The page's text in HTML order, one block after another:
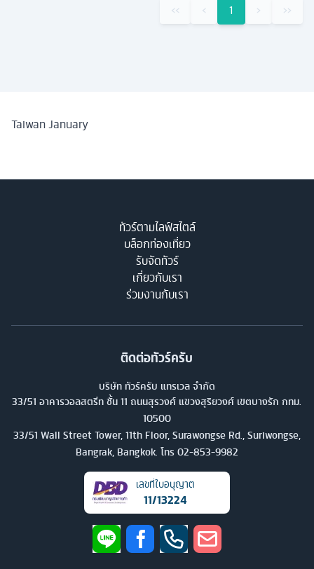
‹‹ ‹ 1 › ››
Taiwan January
ทัวร์ตามไลฟ์สไตล์
บล็อกท่องเที่ยว
รับจัดทัวร์
เกี่ยวกับเรา
ร่วมงานกับเรา
ติดต่อทัวร์ครับ
บริษัท ทัวร์ครับ แทรเวล จำกัด
33/51 อาคารวอลสตรีท ชั้น 11 ถนนสุรวงศ์ แขวงสุริยวงศ์ เขตบางรัก กทม.
10500
33/51 Wall Street Tower, 11th Floor, Surawongse Rd., Suriwongse,
Bangrak, Bangkok. โทร 02-853-9982
เลขที่ใบอนุญาต
11/13224